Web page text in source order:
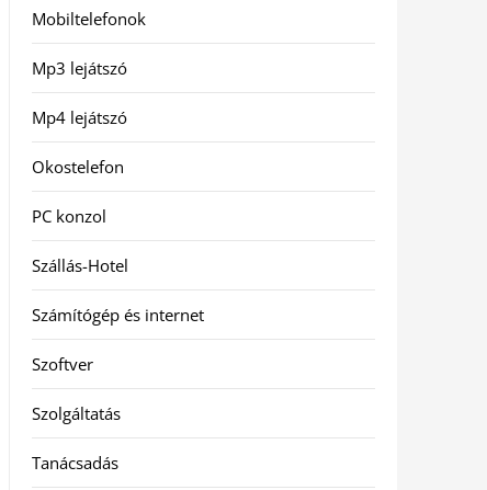
Mobiltelefonok
Mp3 lejátszó
Mp4 lejátszó
Okostelefon
PC konzol
Szállás-Hotel
Számítógép és internet
Szoftver
Szolgáltatás
Tanácsadás